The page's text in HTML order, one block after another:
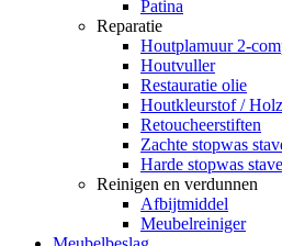
Patina
Reparatie
Houtplamuur 2-
Houtvuller
Restauratie olie
Houtkleurstof /
Retoucheerstiften
Zachte stopwas
Harde stopwas
Reinigen en verdunnen
Afbijtmiddel
Meubelreiniger